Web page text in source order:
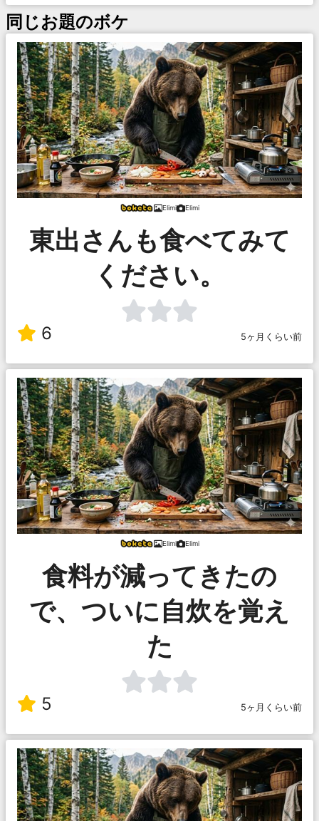
同じお題のボケ
Elimi Elimi
東出さんも食べてみて
ください。
6 5ヶ月くらい前
Elimi Elimi
食料が減ってきたの
で、ついに自炊を覚え
た
5 5ヶ月くらい前